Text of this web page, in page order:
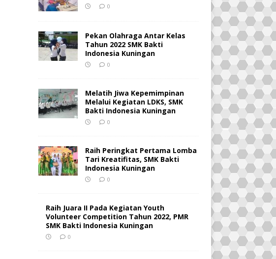
0
Pekan Olahraga Antar Kelas
Tahun 2022 SMK Bakti
Indonesia Kuningan
0
Melatih Jiwa Kepemimpinan
Melalui Kegiatan LDKS, SMK
Bakti Indonesia Kuningan
0
Raih Peringkat Pertama Lomba
Tari Kreatifitas, SMK Bakti
Indonesia Kuningan
0
Raih Juara II Pada Kegiatan Youth
Volunteer Competition Tahun 2022, PMR
SMK Bakti Indonesia Kuningan
0